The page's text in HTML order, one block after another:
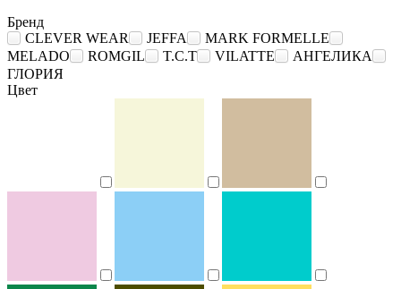
Бренд
CLEVER WEAR
JEFFA
MARK FORMELLE
MELADO
ROMGIL T.C.T VILATTE
АНГЕЛИКА
ГЛОРИЯ
Цвет